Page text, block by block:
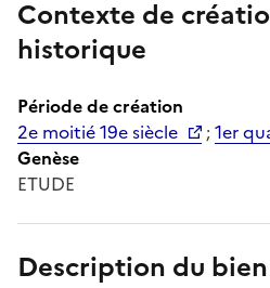
Contexte de
historique
Période de création
2e moitié 19e siècle
;1er
Genèse
ETUDE
Description du